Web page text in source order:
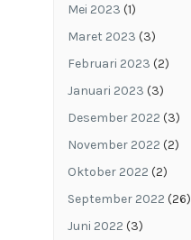
Mei 2023 (1)
Maret 2023 (3)
Februari 2023 (2)
Januari 2023 (3)
Desember 2022 (3)
November 2022 (2)
Oktober 2022 (2)
September 2022 (26)
Juni 2022 (3)